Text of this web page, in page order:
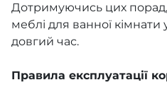
Дотримуючись цих
меблі для ванної кімнати
довгий час.
Правила експлуатації